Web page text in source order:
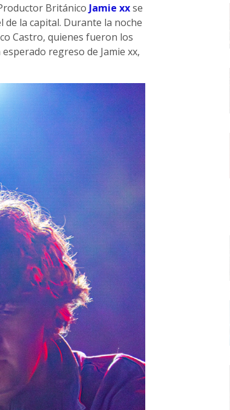
Británico Jamie xxse
la capital. Durante la noche
Castro, quienes fueron los
regreso de Jamie xx,